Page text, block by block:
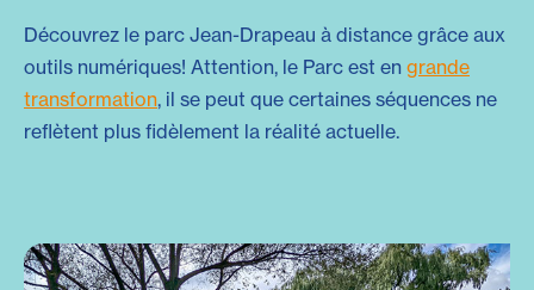
Découvrez le parc Jean-Drapeau à distance grâce aux
outils numériques! Attention, le Parc est en grande
transformation, il se peut que certaines séquences ne
reflètent plus fidèlement la réalité actuelle.